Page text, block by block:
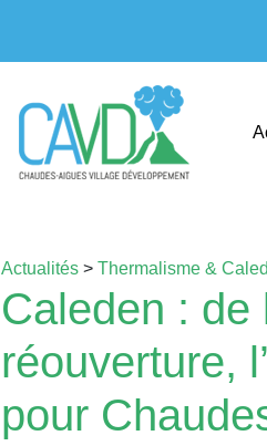
Actualités > Thermalisme &
Caleden : de
réouverture,
pour